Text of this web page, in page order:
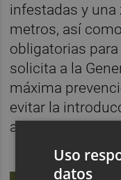
infestadas y
metros, así
obligatorias para
solicita a la
máxima
evitar la
a la agricultura
Uso
datos